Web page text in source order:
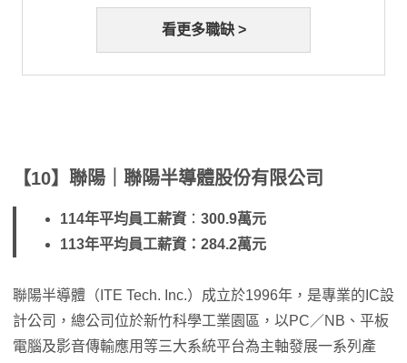
看更多職缺 >
【10】聯陽｜聯陽半導體股份有限公司
114年平均員工薪資 ： 300.9萬元
113年平均員工薪資：284.2萬元
聯陽半導體（ITE Tech. Inc.）成立於1996年，是專業的IC設
計公司，總公司位於新竹科學工業園區，以PC／NB、平板
電腦及影音傳輸應用等三大系統平台為主軸發展一系列產